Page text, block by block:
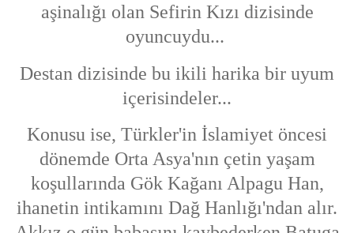
aşinalığı olan Sefirin Kızı dizisinde
oyuncuydu...
Destan dizisinde bu ikili harika bir uyum
içerisindeler...
Konusu ise, Türkler'in İslamiyet öncesi
dönemde Orta Asya'nın çetin yaşam
koşullarında Gök Kağanı Alpagu Han,
ihanetin intikamını Dağ Hanlığı'ndan alır.